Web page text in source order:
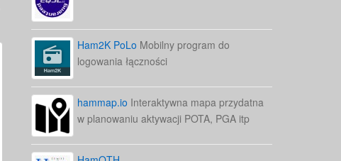
Ham2K PoLo Mobilny program do
logowania łączności
hammap.io Interaktywna mapa przydatna
w planowaniu aktywacji POTA, PGA itp